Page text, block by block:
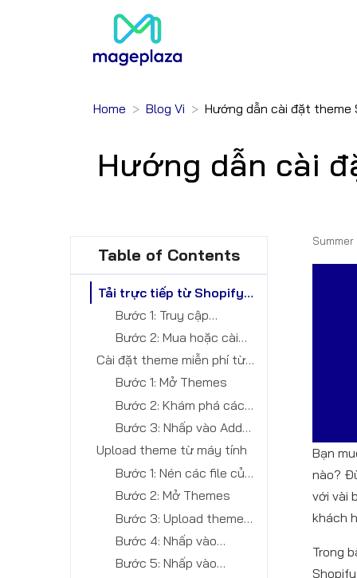
Home Blog Vi Hướng dẫn cài đặt theme
Hướng dẫn cài
Table of Contents
Tải trực tiếp từ Shopify
Theme Store
Bước 1: Truy cập
Shopify Theme Store
Bước 2: Mua hoặc cài
đặt Theme miễn phí
Cài đặt theme miễn phí từ
trang quản trị Shopify
Bước 1: Mở Themes
Bước 2: Khám phá các
themes
Bước 3: Nhấp vào Add
theme to the library
Upload theme từ máy tính
Bước 1: Nén các file của
theme vào file .zip
Bước 2: Mở Themes
Bước 3: Upload theme
của bạn
Bước 4: Nhấp vào
Browse
Bước 5: Nhấp vào
Bạn
nào?
với vài
khách
Trong